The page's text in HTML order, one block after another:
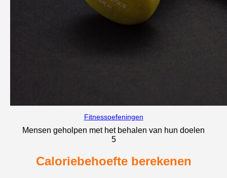
Fitnessoefeningen
Mensen geholpen met het behalen van hun doelen
5
Caloriebehoefte berekenen